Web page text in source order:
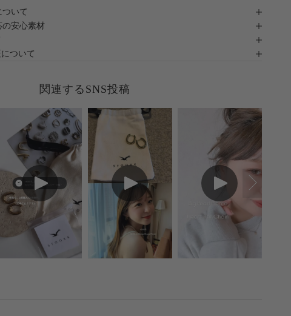
いて
安心素材
ついて
関連するSNS投稿